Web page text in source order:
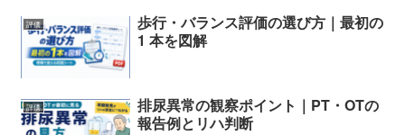
評価
歩行・バランス評価の選び方｜最初の
1 本を図解
評価
排尿異常の観察ポイント｜PT・OTの
報告例とリハ判断